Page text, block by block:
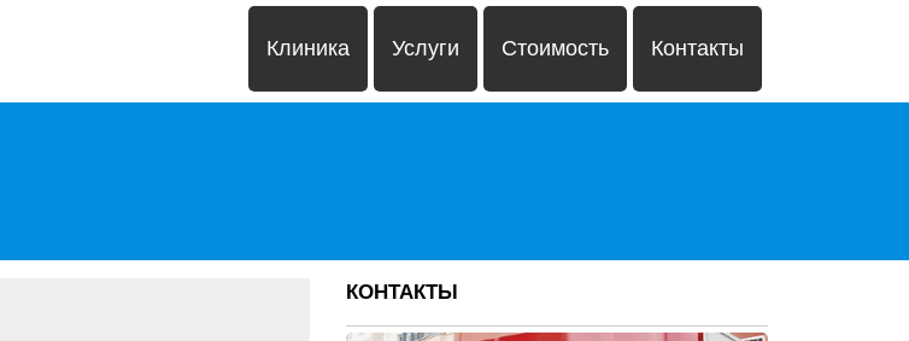
Контакты
Стоимость
Услуги
Клиника
КОНТАКТЫ